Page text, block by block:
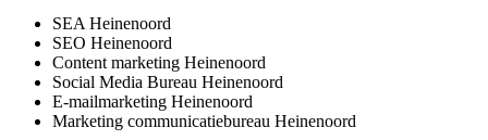
SEA Heinenoord
SEO Heinenoord
Content marketing Heinenoord
Social Media Bureau Heinenoord
E-mailmarketing Heinenoord
Marketing communicatiebureau Heinenoord